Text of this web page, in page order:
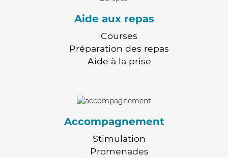
Aide aux repas
Courses
Préparation des repas
Aide à la prise
Accompagnement
Stimulation
Promenades